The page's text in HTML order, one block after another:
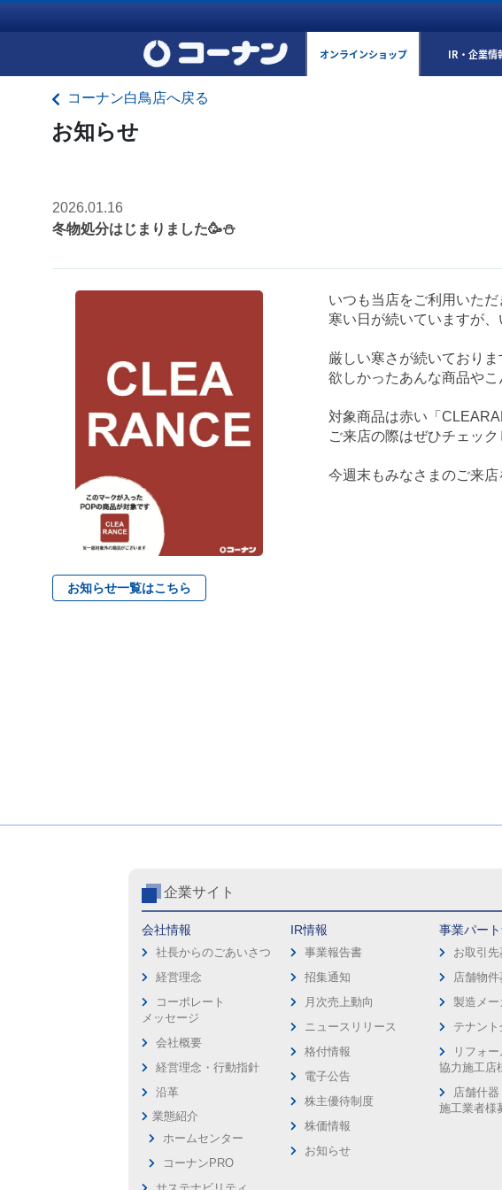
オンラインショップ IR・企業情
コーナン白鳥店へ戻る
お知らせ
2026.01.16
冬物処分はじまりました🥳⛄
いつも当店をご利用いた
寒い日が続いていますが
厳しい寒さが続いており
欲しかったあんな商品や
対象商品は赤い「
ご来店の際はぜひチェッ
今週末もみなさまのご来
お知らせ一覧はこちら
企業サイト
会社情報
社長からのごあいさつ
経営理念
コーポレート
メッセージ
会社概要
経営理念・行動指針
沿革
業態紹介
ホームセンター
コーナンPRO
IR情報
事業報告書
招集通知
月次売上動向
ニュースリリース
格付情報
電子公告
株主優待制度
株価情報
お知らせ
事業パー
お取引先
店舗物件
製造メ
テナン
リフォー
協力施工店
店舗什器
施工業者様